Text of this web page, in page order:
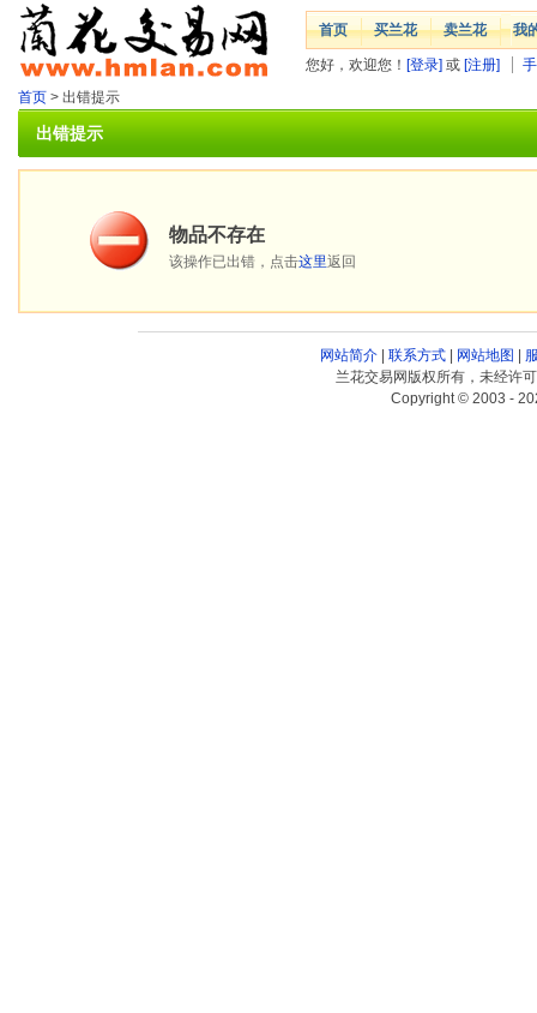
首页 买兰花 卖兰花 我
您好，欢迎您！ [登录] 或 [注册]
首页 > 出错提示
出错提示
物品不存在
该操作已出错，点击这里返回
网站简介| 联系方式| 网站地图
兰花交易网版权所有，未经许
Copyright © 2003 -